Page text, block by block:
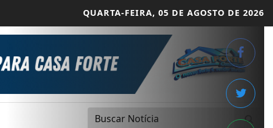
QUARTA-FEIRA, 05 DE AGOSTO DE 2026